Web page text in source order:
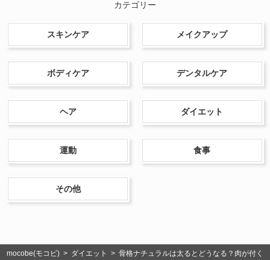
カテゴリー
スキンケア メイクアップ
ボディケア デンタルケア
ヘア ダイエット
運動 食事
その他
mocobe(モコビ) > ダイエット > 骨格ナチュラルは太るとどうなる？肉が付く